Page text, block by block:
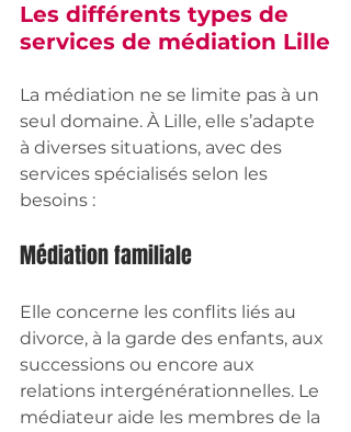
Les différents types de
services de médiation Lille
La médiation ne se limite pas à un
seul domaine. À Lille, elle s’adapte
à diverses situations, avec des
services spécialisés selon les
besoins :
Médiation familiale
Elle concerne les conflits liés au
divorce, à la garde des enfants, aux
successions ou encore aux
relations intergénérationnelles. Le
médiateur aide les membres de la